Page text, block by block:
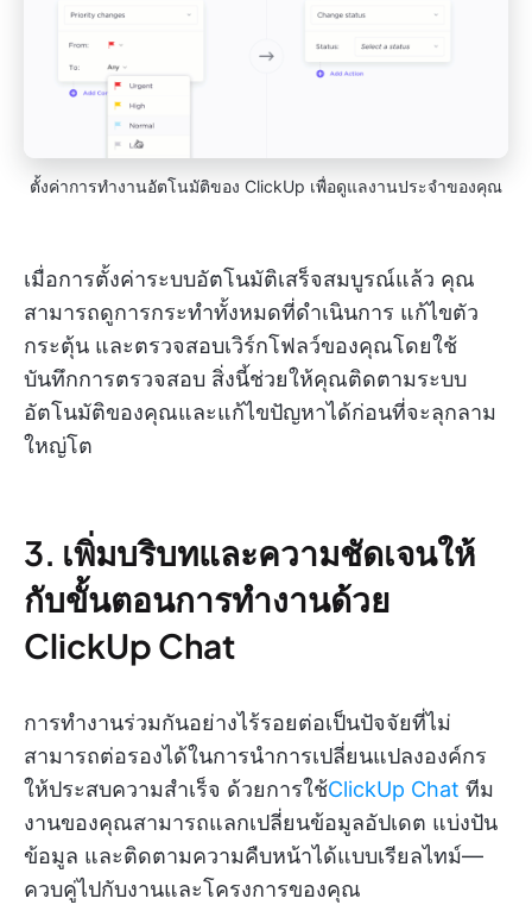
ตั้งค่าการทำงานอัตโนมัติของ ClickUp เพื่อดูแลงานประจำของคุณ
เมื่อการตั้งค่าระบบอัตโนมัติเสร็จสมบูรณ์แล้ว คุณ
สามารถดูการกระทำทั้งหมดที่ดำเนินการ แก้ไขตัว
กระตุ้น และตรวจสอบเวิร์กโฟลว์ของคุณโดยใช้
บันทึกการตรวจสอบ สิ่งนี้ช่วยให้คุณติดตามระบบ
อัตโนมัติของคุณและแก้ไขปัญหาได้ก่อนที่จะลุกลาม
ใหญ่โต
3. เพิ่มบริบทและความชัดเจนให้
กับขั้นตอนการทำงานด้วย
ClickUp Chat
การทำงานร่วมกันอย่างไร้รอยต่อเป็นปัจจัยที่ไม่
สามารถต่อรองได้ในการนำการเปลี่ยนแปลงองค์กร
ให้ประสบความสำเร็จ ด้วยการใช้ClickUp Chat ทีม
งานของคุณสามารถแลกเปลี่ยนข้อมูลอัปเดต แบ่งปัน
ข้อมูล และติดตามความคืบหน้าได้แบบเรียลไทม์—
ควบคู่ไปกับงานและโครงการของคุณ